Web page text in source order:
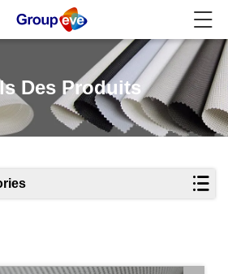
Des Produits